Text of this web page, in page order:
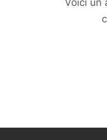
Voici un